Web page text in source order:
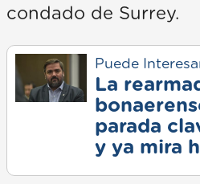
condado de Surrey.
Puede
La
parada
y ya mira